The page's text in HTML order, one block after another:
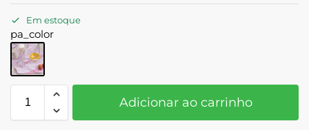
Em estoque
pa_color
Adicionar ao carrinho